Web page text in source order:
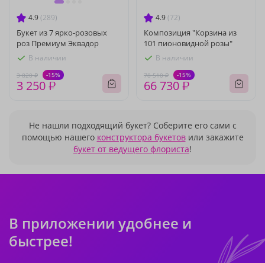
4.9 (289)
Букет из 7 ярко-розовых
роз Премиум Эквадор
В наличии
3 820 ₽ -15%
3 250 ₽
4.9 (72)
Композиция "Корзина из
101 пионовидной розы"
В наличии
78 510 ₽ -15%
66 730 ₽
Не нашли подходящий букет? Соберите его сами с
помощью нашего конструктора букетовили закажите
букет от ведущего флориста!
В приложении удобнее и
быстрее!